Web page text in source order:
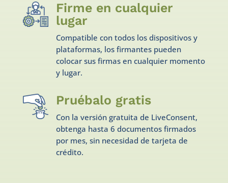
Firme en cualquier
lugar
Compatible con todos los dispositivos y
plataformas, los firmantes pueden
colocar sus firmas en cualquier momento
y lugar.
Pruébalo gratis
Con la versión gratuita de LiveConsent,
obtenga hasta 6 documentos firmados
por mes, sin necesidad de tarjeta de
crédito.